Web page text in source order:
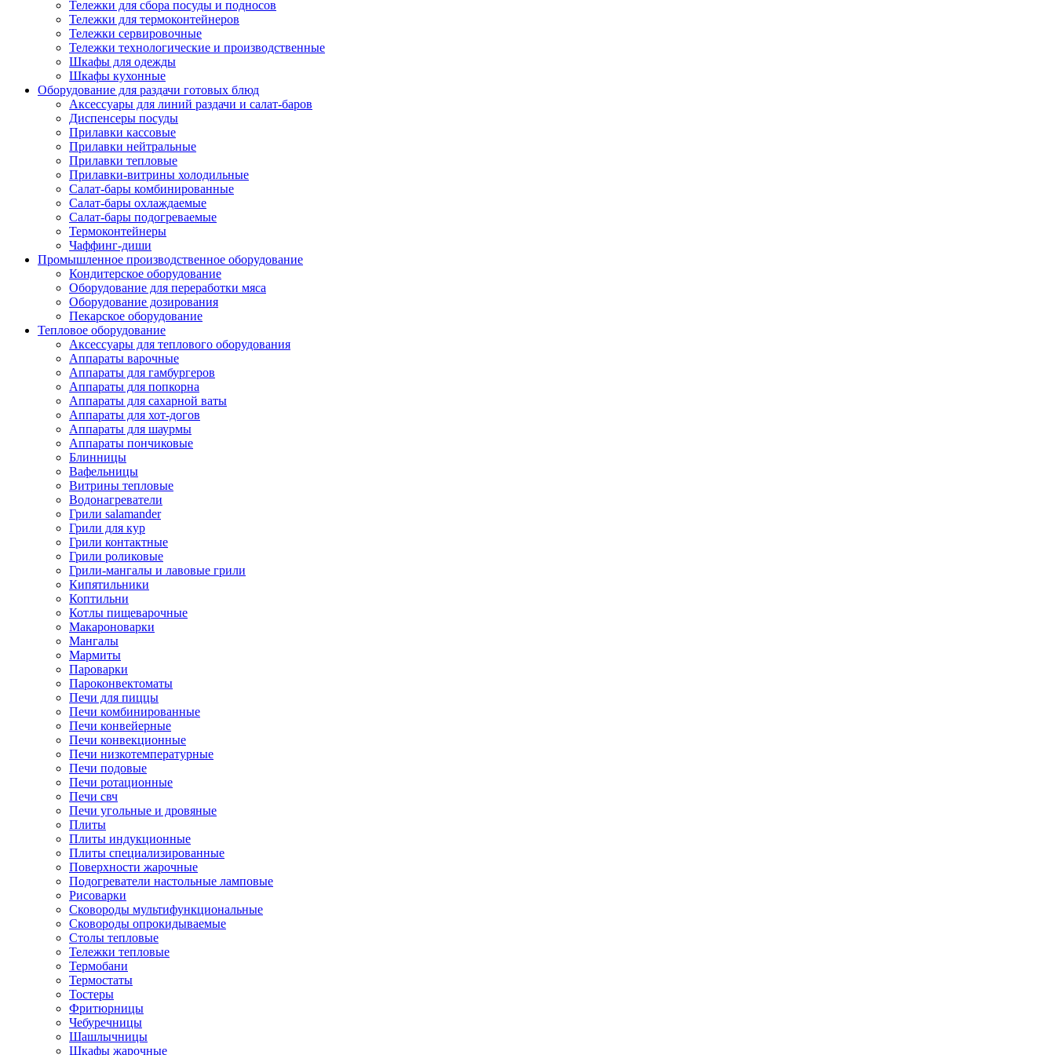
Тележки для сбора посуды и подносов
Тележки для термоконтейнеров
Тележки сервировочные
Тележки технологические и производственные
Шкафы для одежды
Шкафы кухонные
Оборудование для раздачи готовых блюд
Аксессуары для линий раздачи и салат-баров
Диспенсеры посуды
Прилавки кассовые
Прилавки нейтральные
Прилавки тепловые
Прилавки-витрины холодильные
Салат-бары комбинированные
Салат-бары охлаждаемые
Салат-бары подогреваемые
Термоконтейнеры
Чаффинг-диши
Промышленное производственное оборудование
Кондитерское оборудование
Оборудование для переработки мяса
Оборудование дозирования
Пекарское оборудование
Тепловое оборудование
Аксессуары для теплового оборудования
Аппараты варочные
Аппараты для гамбургеров
Аппараты для попкорна
Аппараты для сахарной ваты
Аппараты для хот-догов
Аппараты для шаурмы
Аппараты пончиковые
Блинницы
Вафельницы
Витрины тепловые
Водонагреватели
Грили salamander
Грили для кур
Грили контактные
Грили роликовые
Грили-мангалы и лавовые грили
Кипятильники
Коптильни
Котлы пищеварочные
Макароноварки
Мангалы
Мармиты
Пароварки
Пароконвектоматы
Печи для пиццы
Печи комбинированные
Печи конвейерные
Печи конвекционные
Печи низкотемпературные
Печи подовые
Печи ротационные
Печи свч
Печи угольные и дровяные
Плиты
Плиты индукционные
Плиты специализированные
Поверхности жарочные
Подогреватели настольные ламповые
Рисоварки
Сковороды мультифункциональные
Сковороды опрокидываемые
Столы тепловые
Тележки тепловые
Термобани
Термостаты
Тостеры
Фритюрницы
Чебуречницы
Шашлычницы
Шкафы жарочные